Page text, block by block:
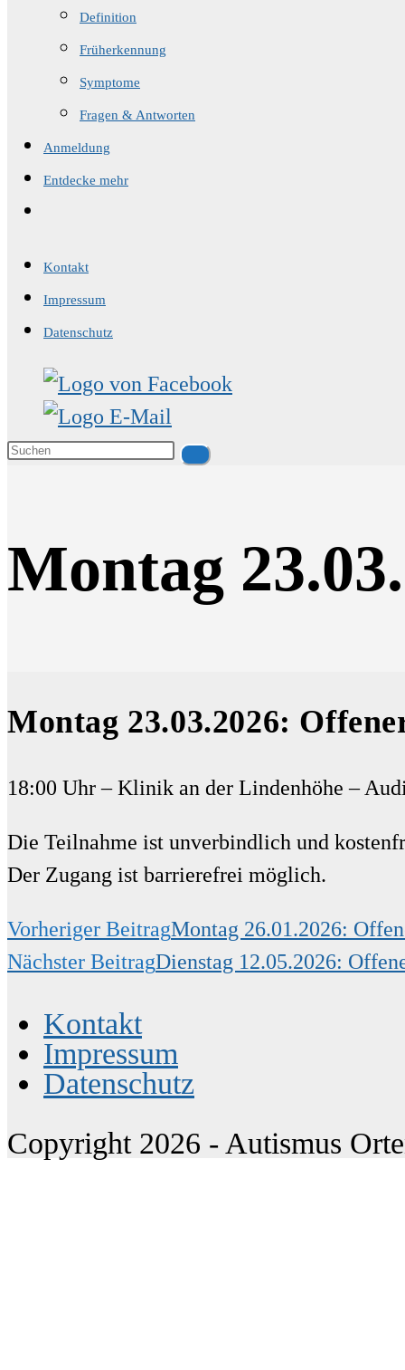
Definition
Früherkennung
Symptome
Fragen & Antworten
Anmeldung
Entdecke mehr
Kontakt
Impressum
Datenschutz
Montag
Montag 23.03.2026:
18:00 Uhr – Klinik an der Lindenhöhe –
Die Teilnahme ist unverbindlich und
Der Zugang ist barrierefrei möglich.
Weitere
Artikel
ansehen
Vorheriger BeitragMontag 26.01.2026:
Nächster BeitragDienstag 12.05.2026:
Kontakt
Impressum
Datenschutz
Copyright 2026 - Autismus